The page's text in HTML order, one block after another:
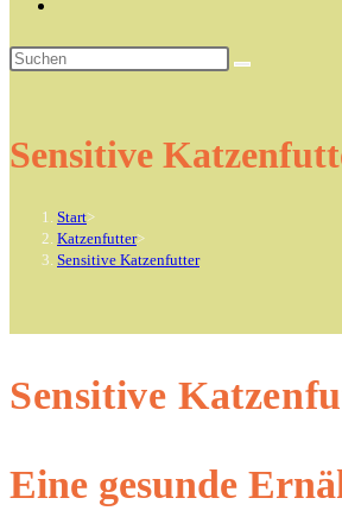
umschalten
Sensitive
Start>
Katzenfutter>
Sensitive Katzenfutter
Sensitive
Eine gesunde